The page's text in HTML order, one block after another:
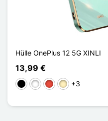
Hülle OnePlus 12 5G XINLI
13,99 €
Schwarz
WeißRot Golden
+3